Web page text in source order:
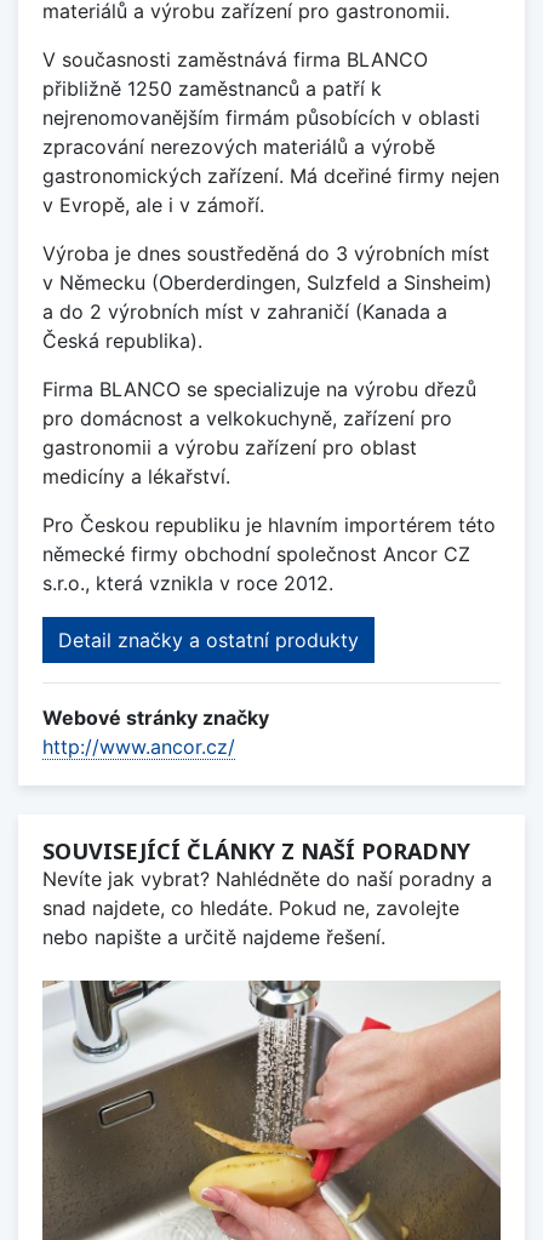
materiálů a výrobu zařízení pro gastronomii.
V současnosti zaměstnává firma BLANCO
přibližně 1250 zaměstnanců a patří k
nejrenomovanějším firmám působících v oblasti
zpracování nerezových materiálů a výrobě
gastronomických zařízení. Má dceřiné firmy nejen
v Evropě, ale i v zámoří.
Výroba je dnes soustředěná do 3 výrobních míst
v Německu (Oberderdingen, Sulzfeld a Sinsheim)
a do 2 výrobních míst v zahraničí (Kanada a
Česká republika).
Firma BLANCO se specializuje na výrobu dřezů
pro domácnost a velkokuchyně, zařízení pro
gastronomii a výrobu zařízení pro oblast
medicíny a lékařství.
Pro Českou republiku je hlavním importérem této
německé firmy obchodní společnost Ancor CZ
s.r.o., která vznikla v roce 2012.
Detail značky a ostatní produkty
Webové stránky značky
http://www.ancor.cz/
SOUVISEJÍCÍ ČLÁNKY Z NAŠÍ PORADNY
Nevíte jak vybrat? Nahlédněte do naší poradny a
snad najdete, co hledáte. Pokud ne, zavolejte
nebo napište a určitě najdeme řešení.